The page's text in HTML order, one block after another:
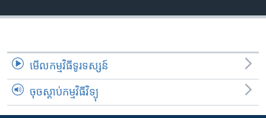
មើល​កម្មវិធី​ទូរទស្សន៍
ចុចស្តាប់កម្មវិធីវិទ្យុ